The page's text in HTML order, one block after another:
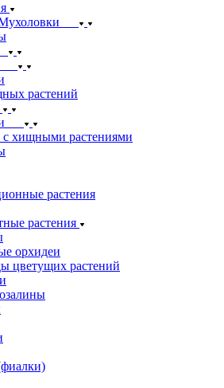
растений
хищными растениями
растения
растения
орхидеи
цветущих растений